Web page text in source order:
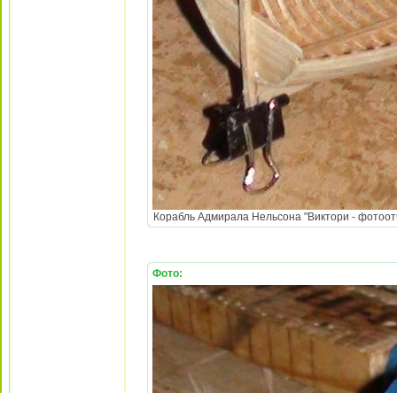
Корабль Адмирала Нельсона "Виктори -
Фото: